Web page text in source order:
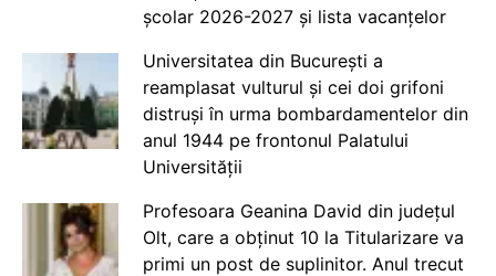
școlar 2026-2027 și lista vacanțelor
Universitatea din București a
reamplasat vulturul și cei doi grifoni
distruși în urma bombardamentelor din
anul 1944 pe frontonul Palatului
Universității
Profesoara Geanina David din județul
Olt, care a obținut 10 la Titularizare va
primi un post de suplinitor. Anul trecut